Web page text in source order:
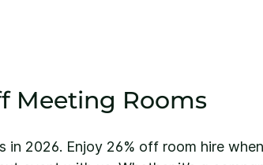
Meeting Rooms
in 2026. Enjoy 26% off room hire